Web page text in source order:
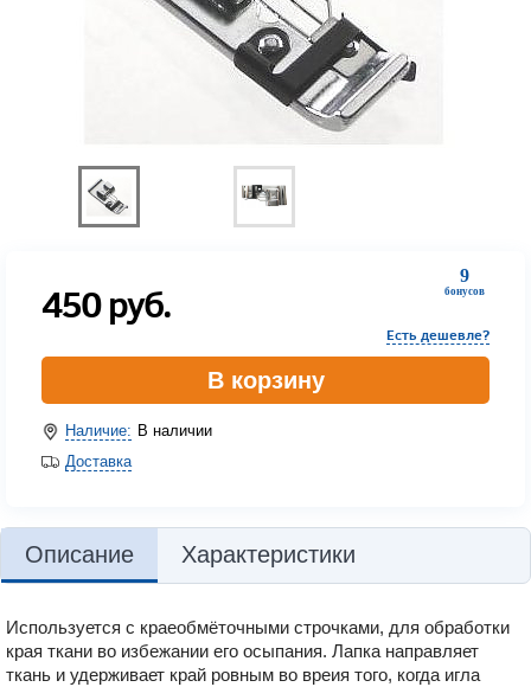
9
бонусов
450руб.
Есть дешевле?
В корзину
Наличие: В наличии
Доставка
Описание Характеристики
Используется с краеобмёточными строчками, для обработки
края ткани во избежании его осыпания. Лапка направляет
ткань и удерживает край ровным во вреия того, когда игла